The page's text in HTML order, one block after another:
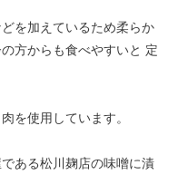
を加えているため柔らか
方からも食べやすいと 定
を使用しています。
ある松川麹店の味噌に漬